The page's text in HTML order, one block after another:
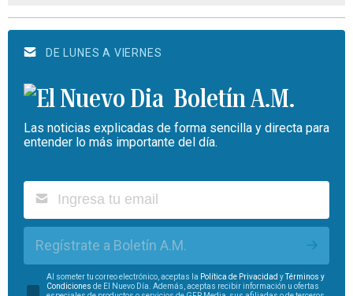
DE LUNES A VIERNES
Boletín A.M.
Las noticias explicadas de forma sencilla y directa para
entender lo más importante del día.
Regístrate a Boletín A.M.
Al someter tu correo electrónico, aceptas la Política de Privacidad yTérminos y
Condiciones de El Nuevo Día. Además, aceptas recibir información u ofertas